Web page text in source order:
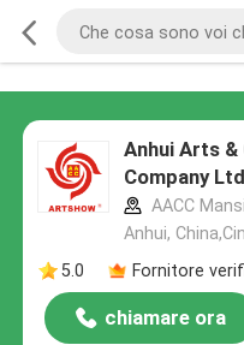
Anhui Arts
Company
AACC
Anhui,
5.0
Fornitore
chiamare ora